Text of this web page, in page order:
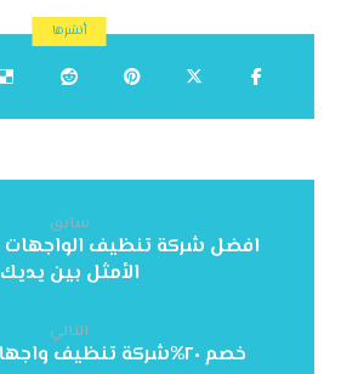
سابق
افضل شركة تنظيف
الأمثل بين يديك
التالي
خصم ٢٠%شركة تنظيف واجهات زجاج بمصر